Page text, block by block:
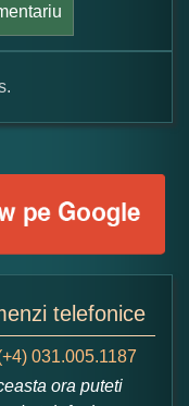
telefonice
031.005.1187
ora puteti